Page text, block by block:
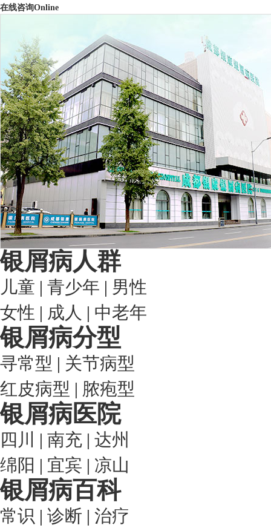
在线咨询Online
银屑病人群
儿童 | 青少年 | 男性
女性 | 成人 | 中老年
银屑病分型
寻常型 | 关节病型
红皮病型 | 脓疱型
银屑病医院
四川 | 南充 | 达州
绵阳 | 宜宾 | 凉山
银屑病百科
常识 | 诊断 | 治疗